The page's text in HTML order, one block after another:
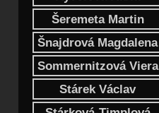
Šeremeta Martin
Šnajdrová Magdalena
Sommernitzová Viera
Stárek Václav